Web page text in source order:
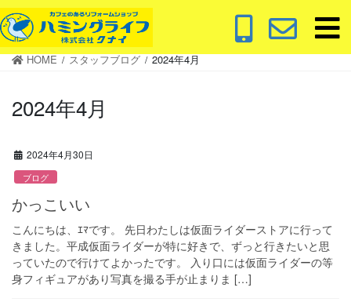
コ
ン
テ
ナ
ビ
ゲ
HOME スタッフブログ 2024年4月
2024年4月
2024年4月30日
ブログ
かっこいい
こんにちは、ｴﾏです。 先日わたしは仮面ライダーストアに行って
きました。平成仮面ライダーが特に好きで、ずっと行きたいと思
っていたので行けてよかったです。 入り口には仮面ライダーの等
身フィギュアがあり写真を撮る手が止まりま […]